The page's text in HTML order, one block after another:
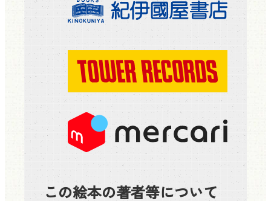
この絵本の著者等について